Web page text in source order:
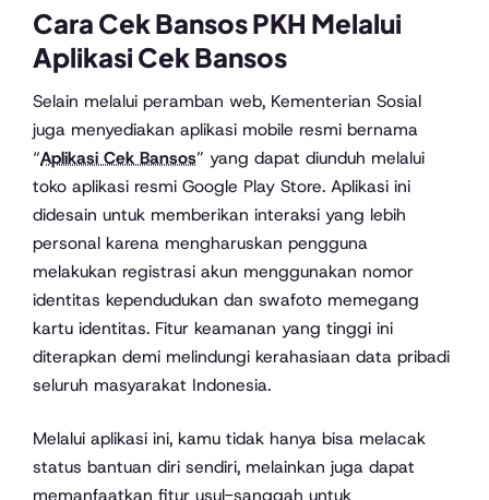
Cara Cek Bansos PKH Melalui
Aplikasi Cek Bansos
Selain melalui peramban web, Kementerian Sosial
juga menyediakan aplikasi mobile resmi bernama
“Aplikasi Cek Bansos” yang dapat diunduh melalui
toko aplikasi resmi Google Play Store. Aplikasi ini
didesain untuk memberikan interaksi yang lebih
personal karena mengharuskan pengguna
melakukan registrasi akun menggunakan nomor
identitas kependudukan dan swafoto memegang
kartu identitas. Fitur keamanan yang tinggi ini
diterapkan demi melindungi kerahasiaan data pribadi
seluruh masyarakat Indonesia.
Melalui aplikasi ini, kamu tidak hanya bisa melacak
status bantuan diri sendiri, melainkan juga dapat
memanfaatkan fitur usul-sanggah untuk